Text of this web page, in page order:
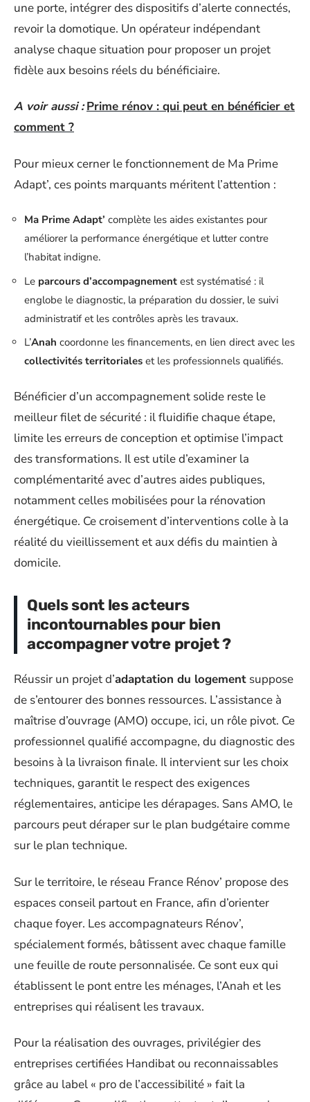
une porte, intégrer des dispositifs d’alerte connectés,
revoir la domotique. Un opérateur indépendant
analyse chaque situation pour proposer un projet
fidèle aux besoins réels du bénéficiaire.
A voir aussi : Prime rénov : qui peut en bénéficier et
comment ?
Pour mieux cerner le fonctionnement de Ma Prime
Adapt’, ces points marquants méritent l’attention :
Ma Prime Adapt’ complète les aides existantes pour
améliorer la performance énergétique et lutter contre
l’habitat indigne.
Le parcours d’accompagnement est systématisé : il
englobe le diagnostic, la préparation du dossier, le suivi
administratif et les contrôles après les travaux.
L’Anah coordonne les financements, en lien direct avec les
collectivités territoriales et les professionnels qualifiés.
Bénéficier d’un accompagnement solide reste le
meilleur filet de sécurité : il fluidifie chaque étape,
limite les erreurs de conception et optimise l’impact
des transformations. Il est utile d’examiner la
complémentarité avec d’autres aides publiques,
notamment celles mobilisées pour la rénovation
énergétique. Ce croisement d’interventions colle à la
réalité du vieillissement et aux défis du maintien à
domicile.
Quels sont les acteurs
incontournables pour bien
accompagner votre projet ?
Réussir un projet d’adaptation du logement suppose
de s’entourer des bonnes ressources. L’assistance à
maîtrise d’ouvrage (AMO) occupe, ici, un rôle pivot. Ce
professionnel qualifié accompagne, du diagnostic des
besoins à la livraison finale. Il intervient sur les choix
techniques, garantit le respect des exigences
réglementaires, anticipe les dérapages. Sans AMO, le
parcours peut déraper sur le plan budgétaire comme
sur le plan technique.
Sur le territoire, le réseau France Rénov’ propose des
espaces conseil partout en France, afin d’orienter
chaque foyer. Les accompagnateurs Rénov’,
spécialement formés, bâtissent avec chaque famille
une feuille de route personnalisée. Ce sont eux qui
établissent le pont entre les ménages, l’Anah et les
entreprises qui réalisent les travaux.
Pour la réalisation des ouvrages, privilégier des
entreprises certifiées Handibat ou reconnaissables
grâce au label « pro de l’accessibilité » fait la